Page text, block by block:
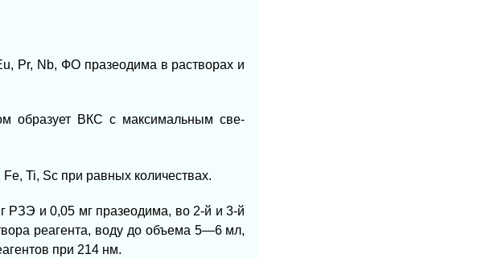
Pr, Nb, ФО празеодима в растворах и
образует ВКС с максимальным све-
Ti, Sc при равных количествах.
РЗЭ и 0,05 мг празеодима, во 2-й и 3-й
реагента, воду до объема 5—6 мл,
при 214 нм.